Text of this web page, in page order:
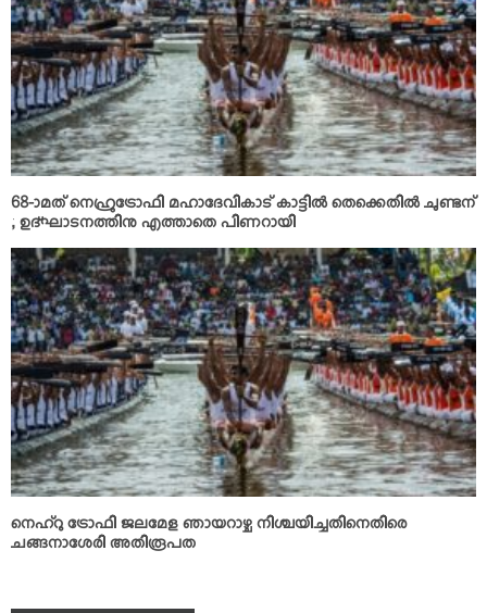
68-ാമത് നെഹ്രുട്രോഫി മഹാദേവികാട് കാട്ടില്‍ തെക്കെതില്‍ ചുണ്ടന്
; ഉദ്ഘാടനത്തിനു എത്താതെ പിണറായി
നെഹ്‌റു ട്രോഫി ജലമേള ഞായറാഴ്ച നിശ്ചയിച്ചതിനെതിരെ
ചങ്ങനാശേരി അതിരൂപത